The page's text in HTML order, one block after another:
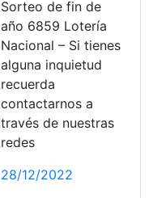
Sorteo de fin de
año 6859 Lotería
Nacional – Si tienes
alguna inquietud
recuerda
contactarnos a
través de nuestras
redes
28/12/2022